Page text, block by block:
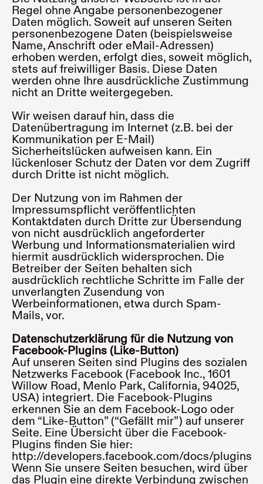
Regel ohne Angabe personenbezogener
Daten möglich. Soweit auf unseren Seiten
personenbezogene Daten (beispielsweise
Name, Anschrift oder eMail-Adressen)
erhoben werden, erfolgt dies, soweit möglich,
stets auf freiwilliger Basis. Diese Daten
werden ohne Ihre ausdrückliche Zustimmung
nicht an Dritte weitergegeben.
Wir weisen darauf hin, dass die
Datenübertragung im Internet (z.B. bei der
Kommunikation per E-Mail)
Sicherheitslücken aufweisen kann. Ein
lückenloser Schutz der Daten vor dem Zugriff
durch Dritte ist nicht möglich.
Der Nutzung von im Rahmen der
Impressumspflicht veröffentlichten
Kontaktdaten durch Dritte zur Übersendung
von nicht ausdrücklich angeforderter
Werbung und Informationsmaterialien wird
hiermit ausdrücklich widersprochen. Die
Betreiber der Seiten behalten sich
ausdrücklich rechtliche Schritte im Falle der
unverlangten Zusendung von
Werbeinformationen, etwa durch Spam-
Mails, vor.
Datenschutzerklärung für die Nutzung von
Facebook-Plugins (Like-Button)
Auf unseren Seiten sind Plugins des sozialen
Netzwerks Facebook (Facebook Inc., 1601
Willow Road, Menlo Park, California, 94025,
USA) integriert. Die Facebook-Plugins
erkennen Sie an dem Facebook-Logo oder
dem “Like-Button” (“Gefällt mir”) auf unserer
Seite. Eine Übersicht über die Facebook-
Plugins finden Sie hier:
http://developers.facebook.com/docs/plugins/
Wenn Sie unsere Seiten besuchen, wird über
das Plugin eine direkte Verbindung zwischen